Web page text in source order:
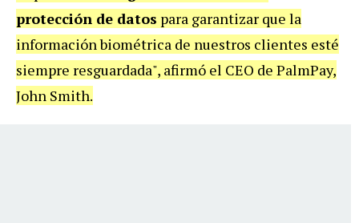
protección de datos para garantizar que la
información biométrica de nuestros clientes esté
siempre resguardada", afirmó el CEO de PalmPay,
John Smith.